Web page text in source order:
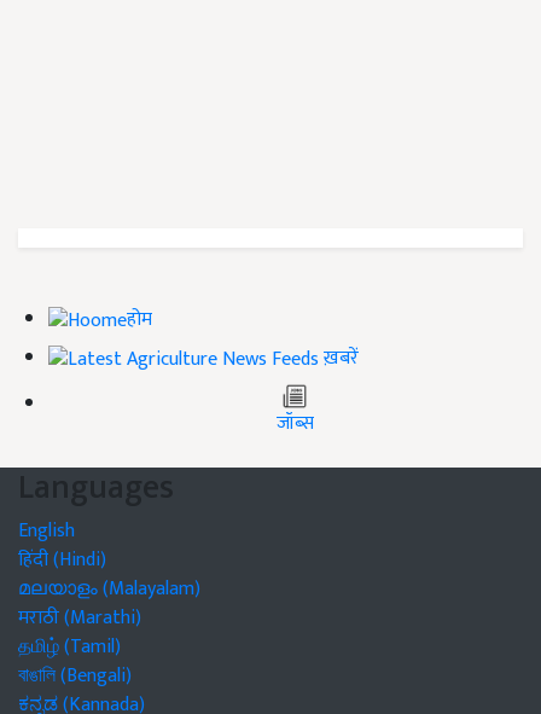
होम
ख़बरें
जॉब्स
Languages
English
हिंदी (Hindi)
മലയാളം (Malayalam)
मराठी (Marathi)
தமிழ் (Tamil)
বাঙালি (Bengali)
ಕನ್ನಡ (Kannada)